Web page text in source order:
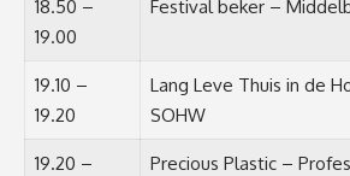
18.50 –
19.00
Festival beker –
19.10 –
19.20
Lang Leve Thuis in de
SOHW
19.20 –
Precious Plastic –